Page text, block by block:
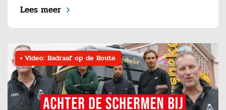
Lees meer
Video: Badraaf op de Route